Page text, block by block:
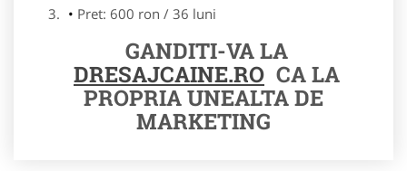
Pret: 600 ron / 36 luni
GANDITI-VA LA
DRESAJCAINE.RO CA LA
PROPRIA UNEALTA DE
MARKETING